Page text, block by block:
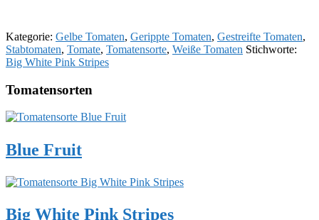
Kategorie: Gelbe Tomaten, Gerippte Tomaten, Gestreifte Tomaten,
Stabtomaten, Tomate, Tomatensorte, Weiße Tomaten Stichworte:
Big White Pink Stripes
Tomatensorten
Blue Fruit
Big White Pink Stripes